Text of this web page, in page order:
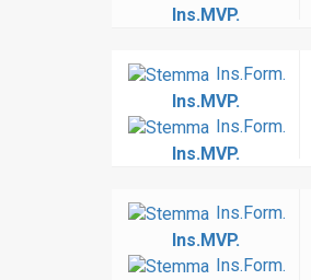
Ins.MVP.
Ins.Form.
Ins.MVP.
Ins.Form.
Ins.MVP.
Ins.Form.
Ins.MVP.
Ins.Form.